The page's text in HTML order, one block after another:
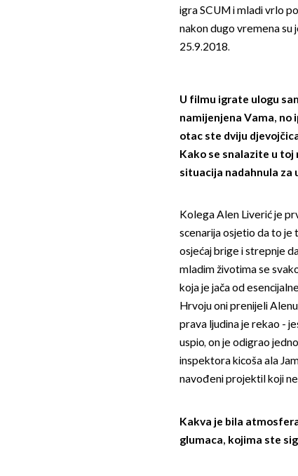
igra SCUM i mladi vrlo
nakon dugo vremena su
25.9.2018.
U filmu igrate ulogu
namijenjena Vama, no
otac ste dviju
Kako se snalazite u toj
situacija nadahnula za
Kolega Alen Liverić je
scenarija osjetio da to je
osjećaj brige i strepnje
mladim životima se
koja je jača od
Hrvoju oni prenijeli
prava ljudina je rekao -
uspio, on je odigrao
inspektora kicoša ala
navođeni projektil koji
Kakva je bila
glumaca, kojima ste